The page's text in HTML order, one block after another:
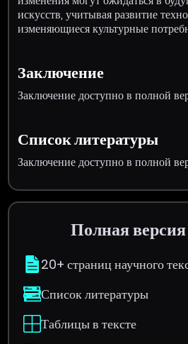
искусств, учитывая развитие
изменяющиеся культурные
Заключение
Заключение доступно в полной
Список литературы
Заключение доступно в полной
Полная
20+ страниц научного
Список литературы
Таблицы в тексте